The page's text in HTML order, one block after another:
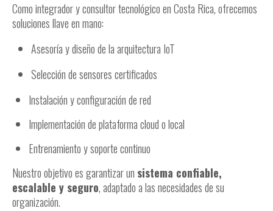
Como integrador y consultor tecnológico en Costa Rica, ofrecemos
soluciones llave en mano:
Asesoría y diseño de la arquitectura IoT
Selección de sensores certificados
Instalación y configuración de red
Implementación de plataforma cloud o local
Entrenamiento y soporte continuo
Nuestro objetivo es garantizar un sistema confiable,
escalable y seguro, adaptado a las necesidades de su
organización.